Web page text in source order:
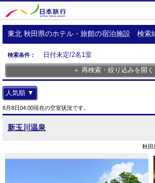
東北 秋田県のホテル・旅館の宿泊施設 検索
検索条件：
日付未定/2名1室
＋ 再検索・絞り込みを開く
人気順 ▼
8月8日04:00現在の空室状況です。
新玉川温泉
秋田